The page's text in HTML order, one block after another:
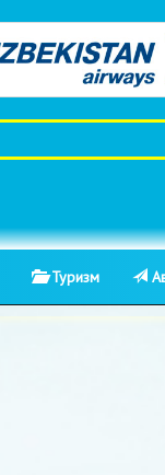
Туризм